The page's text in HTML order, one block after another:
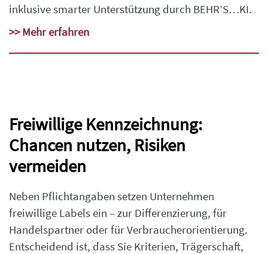
inklusive smarter Unterstützung durch BEHR’S…KI.
>> Mehr erfahren
Freiwillige Kennzeichnung:
Chancen nutzen, Risiken
vermeiden
Neben Pflichtangaben setzen Unternehmen
freiwillige Labels ein – zur Differenzierung, für
Handelspartner oder für Verbraucherorientierung.
Entscheidend ist, dass Sie Kriterien, Trägerschaft,